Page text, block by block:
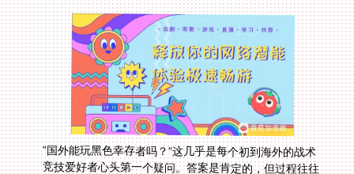
“国外能玩黑色幸存者吗？”这几乎是每个初到海外的战术
竞技爱好者心头第一个疑问。答案是肯定的，但过程往往
伴随着令人沮丧的高延迟、频繁掉线和令人抓狂的网络波
动。物理距离和复杂的国际网络路由，如同一道无形的
墙，将你和国服的流畅体验隔开。解决之道，就在于找到
一把靠谱的“钥匙”——一款专为国服游戏设计的游戏加速
器。这篇文章，就是为你理清思路，告诉你如何选择，以